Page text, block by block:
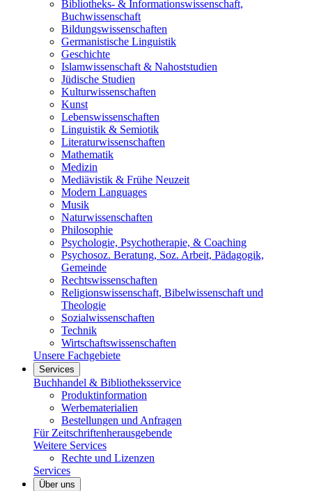
Bibliotheks- & Informationswissenschaft,
Buchwissenschaft
Bildungswissenschaften
Germanistische Linguistik
Geschichte
Islamwissenschaft & Nahoststudien
Jüdische Studien
Kulturwissenschaften
Kunst
Lebenswissenschaften
Linguistik & Semiotik
Literaturwissenschaften
Mathematik
Medizin
Mediävistik & Frühe Neuzeit
Modern Languages
Musik
Naturwissenschaften
Philosophie
Psychologie, Psychotherapie, & Coaching
Psychosoz. Beratung, Soz. Arbeit, Pädagogik,
Gemeinde
Rechtswissenschaften
Religionswissenschaft, Bibelwissenschaft und
Theologie
Sozialwissenschaften
Technik
Wirtschaftswissenschaften
Unsere Fachgebiete
Services
Buchhandel & Bibliotheksservice
Produktinformation
Werbematerialien
Bestellungen und Anfragen
Für Zeitschriftenherausgebende
Weitere Services
Rechte und Lizenzen
Services
Über uns